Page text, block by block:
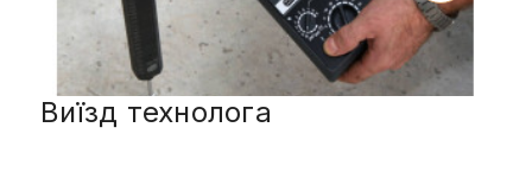
Виїзд технолога